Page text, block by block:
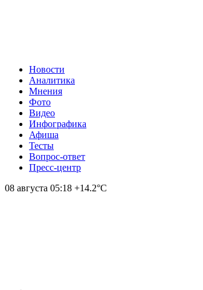
Новости
Аналитика
Мнения
Фото
Видео
Инфографика
Афиша
Тесты
Вопрос-ответ
Пресс-центр
08 августа 05:18 +14.2°С